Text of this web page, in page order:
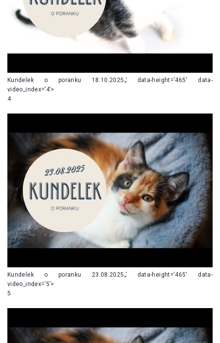
Kundelek o poranku 18.10.2025„’ data-height=’465′ data-
video_index=’4’>
4
Kundelek o poranku 23.08.2025„’ data-height=’465′ data-
video_index=’5’>
5